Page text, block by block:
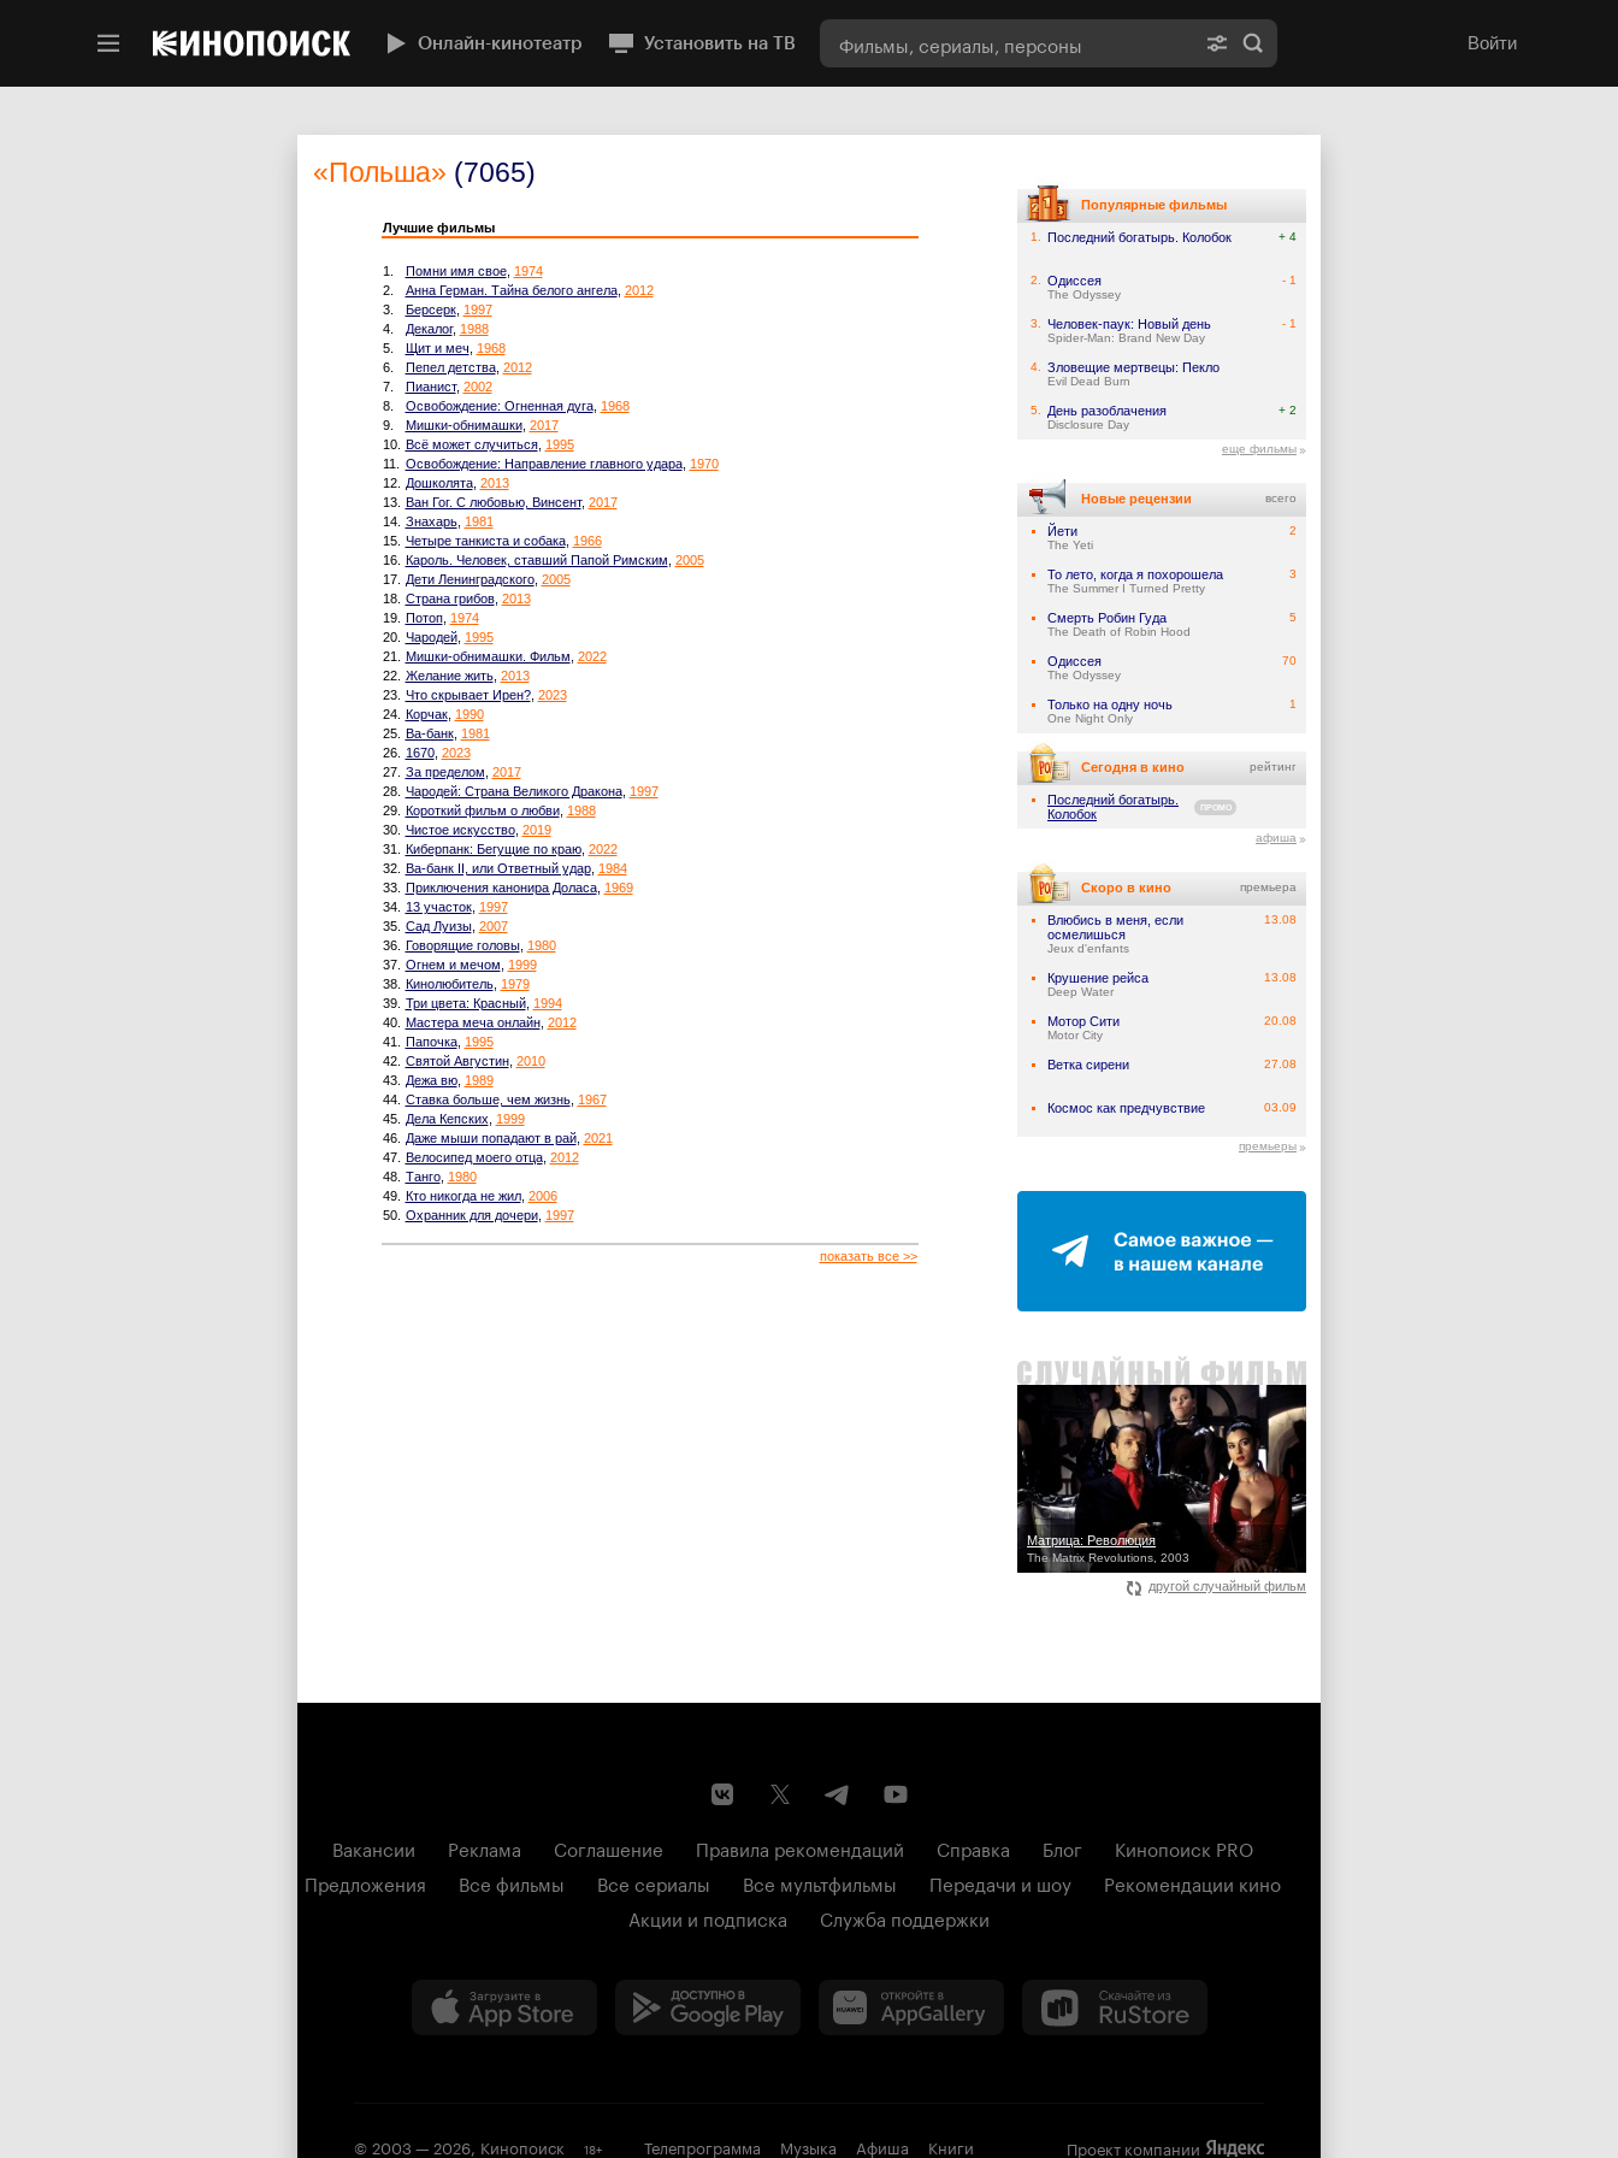
Онлайн-кинотеатр Установить на ТВ Войти
«Польша» (7065)
Лучшие фильмы
1. Помни имя свое, 1974
2.
Анна Герман. Тайна белого ангела, 2012
3.
Берсерк, 1997
4.
Декалог, 1988
5.
Щит и меч
1968
6.
Пепел детства, 2012
7.
Пианист, 2002
8.
Освобождение: Огненная дуга, 1968
9.
Мишки-обнимашки, 2017
10. Всё может случиться, 1995
11.
Освобождение: Направление главного удара, 1970
12.
Дошколята, 2013
13. Ван Гог. С любовью, Винсент, 2017
14. Знахарь, 1981
15. Четыре танкиста и собака, 1966
16. Кароль. Человек, ставший Папой Римским 2005
17.
Дети Ленинградского, 2005
18. Страна грибов, 2013
19. Потоп, 1974
20. Чародей, 1995
21.
Мишки-обнимашки. Фильм 2022
22. Желание жить, 2013
23. Что скрывает Ирен?, 2023
24. Корчак, 1990
25. Ва-банк, 1981
26.
1670, 2023
27. За пределом 2017
28. Чародей: Страна Великого Дракона, 1997
29. Короткий фильм о любви, 1988
30. Чистое искусство, 2019
31.
Киберпанк: Бегущие по краю, 2022
32. Ва-банк II, или Ответный удар, 1984
33. Приключения канонира Доласа, 1969
34.
13 участок, 1997
35. Сад Луизы, 2007
36. Говорящие головы, 1980
37. Огнем и мечом
1999
38. Кинолюбитель, 1979
39. Три цвета: Красный, 1994
40. Мастера меча онлайн, 2012
41.
Папочка, 1995
42. Святой Августин, 2010
43.
Дежа вю, 1989
44. Ставка больше, чем жизнь, 1967
45.
Дела Кепских
1999
46.
Даже мыши попадают в рай, 2021
47. Велосипед моего отца, 2012
48. Танго, 1980
49. Кто никогда не жил, 2006
50. Охранник для дочери, 1997
показать все >>
Популярные фильмы
1. Последний богатырь. Колобок + 4
2. Одиссея
The Odyssey
- 1
3. Человек-паук: Новый день
Spider-Man: Brand New Day
- 1
4. Зловещие мертвецы: Пекло
Evil Dead Burn
5. День разоблачения
Disclosure Day
+ 2
еще фильмы
Новые рецензии всего
Йети
The Yeti
2
То лето, когда я похорошела
The Summer I Turned Pretty
3
Смерть Робин Гуда
The Death of Robin Hood
5
Одиссея
The Odyssey
70
Только на одну ночь
One Night Only
1
Сегодня в кино рейтинг
Последний богатырь.
Колобок
ПРОМО
афиша
Скоро в кино премьера
Влюбись в меня, если
осмелишься
Jeux d'enfants
13.08
Крушение рейса
Deep Water
13.08
Мотор Сити
Motor City
20.08
Ветка сирени 27.08
Космос как предчувствие 03.09
премьеры
Матрица: Революция
The Matrix Revolutions, 2003
другой случайный фильм
Вакансии Реклама Соглашение Правила рекомендаций Справка Блог
Кинопоиск PRO
Предложения
Все фильмы Все сериалы Все мультфильмы Передачи и шоу
Рекомендации кино
Акции и подписка
Служба поддержки
© 2003 — 2026, Кинопоиск 18+ Телепрограмма Музыка Афиша Книги Проект компании